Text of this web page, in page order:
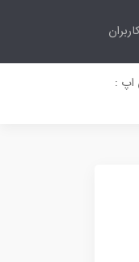
اپ :